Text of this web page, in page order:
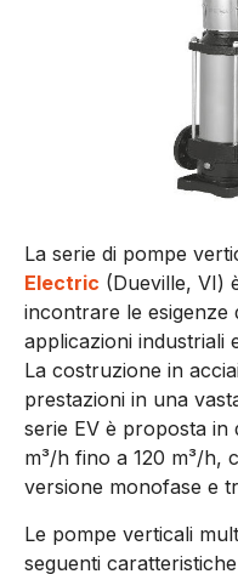
La serie di pompe
Electric (Dueville, VI)
incontrare le esigenze
applicazioni industriali
La costruzione in
prestazioni in una
serie EV è proposta in
m³/h fino a 120 m³/h,
versione monofase e
Le pompe verticali
seguenti